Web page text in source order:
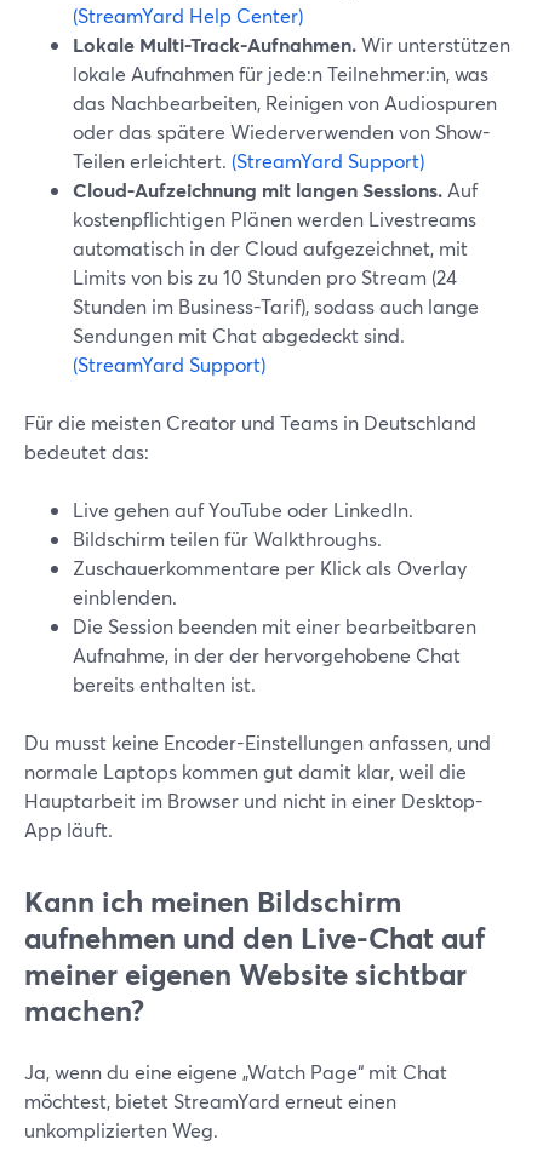
(StreamYard Help Center)
Lokale Multi-Track-Aufnahmen.Wir unterstützen
lokale Aufnahmen für jede:n Teilnehmer:in, was
das Nachbearbeiten, Reinigen von Audiospuren
oder das spätere Wiederverwenden von Show-
Teilen erleichtert. (StreamYard Support)
Cloud-Aufzeichnung mit langen Sessions. Auf
kostenpflichtigen Plänen werden Livestreams
automatisch in der Cloud aufgezeichnet, mit
Limits von bis zu 10 Stunden pro Stream (24
Stunden im Business-Tarif), sodass auch lange
Sendungen mit Chat abgedeckt sind.
(StreamYard Support)
Für die meisten Creator und Teams in Deutschland
bedeutet das:
Live gehen auf YouTube oder LinkedIn.
Bildschirm teilen für Walkthroughs.
Zuschauerkommentare per Klick als Overlay
einblenden.
Die Session beenden mit einer bearbeitbaren
Aufnahme, in der der hervorgehobene Chat
bereits enthalten ist.
Du musst keine Encoder-Einstellungen anfassen, und
normale Laptops kommen gut damit klar, weil die
Hauptarbeit im Browser und nicht in einer Desktop-
App läuft.
Kann ich meinen Bildschirm
aufnehmen und den Live-Chat auf
meiner eigenen Website sichtbar
machen?
Ja, wenn du eine eigene „Watch Page“ mit Chat
möchtest, bietet StreamYard erneut einen
unkomplizierten Weg.